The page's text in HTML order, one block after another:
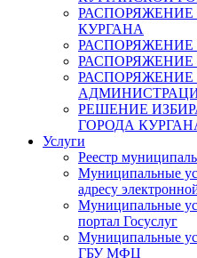
КУРГАНА
РАСПОРЯЖЕНИЕ
РАСПОРЯЖЕНИЕ
РАСПОРЯЖЕНИЕ
РЕШЕНИЕ
ГОРОДА
Услуги
Реестр
Муниципальные
адресу
Муниципальные
портал Госуслуг
Муниципальные
ГБУ МФЦ